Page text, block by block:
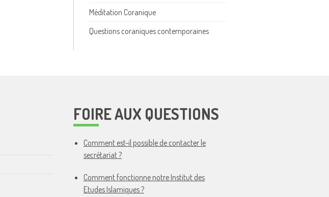
Méditation Coranique
Questions coraniques contemporaines
FOIRE AUX QUESTIONS
Comment est-il possible de contacter le
secrétariat ?
Comment fonctionne notre Institut des
Etudes Islamiques ?